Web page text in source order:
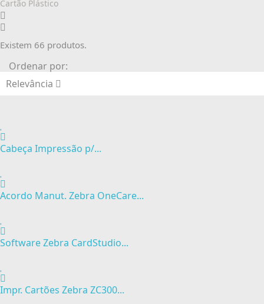
Cartão Plástico
Existem 66 produtos.
Ordenar por:
Relevância
Cabeça Impressão p/...
Acordo Manut. Zebra OneCare...
Software Zebra CardStudio...
Impr. Cartões Zebra ZC300...